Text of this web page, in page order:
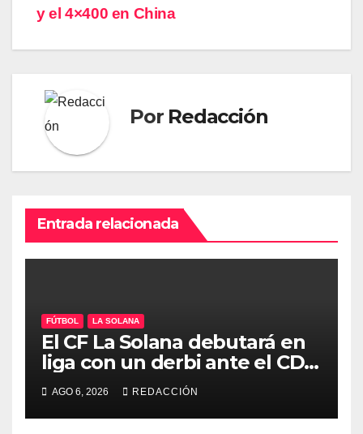
y el 4×400 en China
Por Redacción
Entrada relacionada
FÚTBOL LA SOLANA
El CF La Solana debutará en
liga con un derbi ante el CD
Manchego Ciudad Real
AGO 6, 2026 REDACCIÓN